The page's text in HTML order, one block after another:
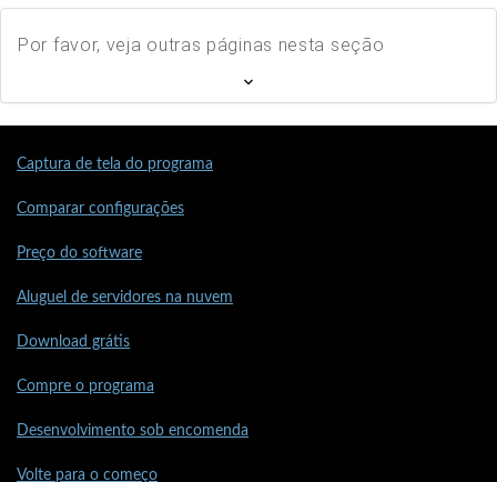
Por favor, veja outras páginas nesta seção
Captura de tela do programa
Comparar configurações
Preço do software
Aluguel de servidores na nuvem
Download grátis
Compre o programa
Desenvolvimento sob encomenda
Volte para o começo